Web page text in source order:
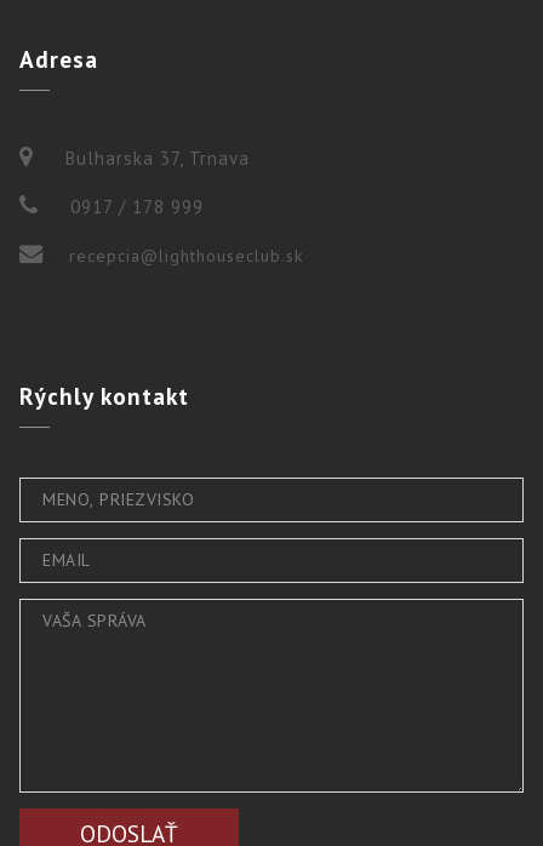
Adresa
Bulharska 37, Trnava
0917 / 178 999
recepcia@lighthouseclub.sk
Rýchlykontakt